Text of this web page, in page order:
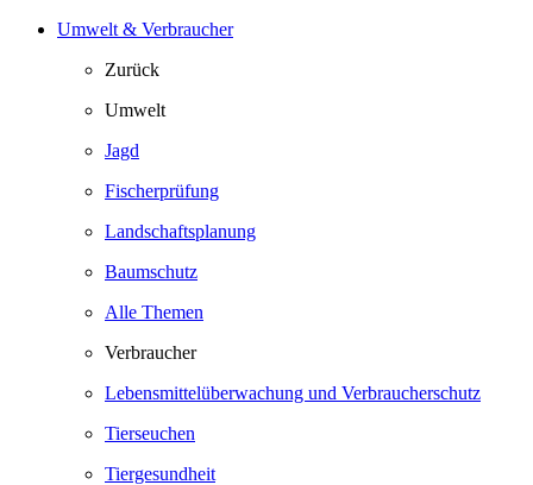
Umwelt & Verbraucher
Zurück
Umwelt
Jagd
Fischerprüfung
Landschaftsplanung
Baumschutz
Alle Themen
Verbraucher
Lebensmittelüberwachung und Verbraucherschutz
Tierseuchen
Tiergesundheit